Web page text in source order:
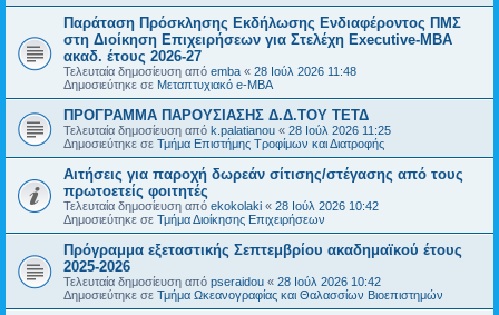
Παράταση Πρόσκλησης Εκδήλωσης Ενδιαφέροντος ΠΜΣ
στη Διοίκηση Επιχειρήσεων για Στελέχη Executive-MBΑ
ακαδ. έτους 2026-27
Τελευταία δημοσίευση από emba « 28 Ιούλ 2026 11:48
Δημοσιεύτηκε σε Μεταπτυχιακό e-MBA
ΠΡΟΓΡΑΜΜΑ ΠΑΡΟΥΣΙΑΣΗΣ Δ.Δ.ΤΟΥ ΤΕΤΔ
Τελευταία δημοσίευση από k.palatianou « 28 Ιούλ 2026 11:25
Δημοσιεύτηκε σε Τμήμα Επιστήμης Τροφίμων και Διατροφής
Αιτήσεις για παροχή δωρεάν σίτισης/στέγασης από τους
πρωτοετείς φοιτητές
Τελευταία δημοσίευση από ekokolaki « 28 Ιούλ 2026 10:42
Δημοσιεύτηκε σε Τμήμα Διοίκησης Επιχειρήσεων
Πρόγραμμα εξεταστικής Σεπτεμβρίου ακαδημαϊκού έτους
2025-2026
Τελευταία δημοσίευση από pseraidou « 28 Ιούλ 2026 10:42
Δημοσιεύτηκε σε Τμήμα Ωκεανογραφίας και Θαλασσίων Βιοεπιστημών